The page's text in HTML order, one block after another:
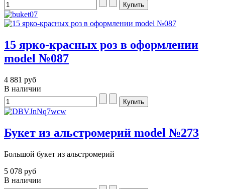
15 ярко-красных роз в оформлении
model №087
4 881 руб
В наличии
Букет из альстромерий model №273
Большой букет из альстромерий
5 078 руб
В наличии